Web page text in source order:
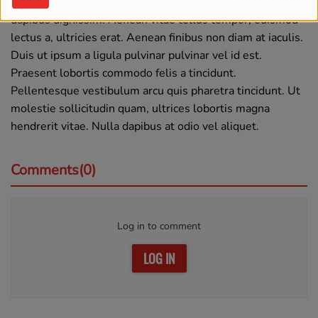
dapibus dignissim. Aenean vitae tellus tempor, euismod
lectus a, ultricies erat. Aenean finibus non diam at iaculis.
Duis ut ipsum a ligula pulvinar pulvinar vel id est.
Praesent lobortis commodo felis a tincidunt.
Pellentesque vestibulum arcu quis pharetra tincidunt. Ut
molestie sollicitudin quam, ultrices lobortis magna
hendrerit vitae. Nulla dapibus at odio vel aliquet.
Comments(0)
Log in to comment
LOG IN